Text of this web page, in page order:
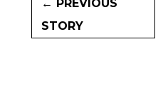
← PREVIOUS
STORY